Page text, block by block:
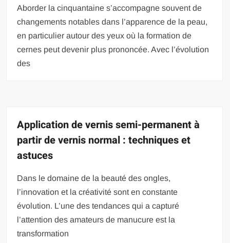
Aborder la cinquantaine s’accompagne souvent de
changements notables dans l’apparence de la peau,
en particulier autour des yeux où la formation de
cernes peut devenir plus prononcée. Avec l’évolution
des
Application de vernis semi-permanent à
partir de vernis normal : techniques et
astuces
Dans le domaine de la beauté des ongles,
l’innovation et la créativité sont en constante
évolution. L’une des tendances qui a capturé
l’attention des amateurs de manucure est la
transformation